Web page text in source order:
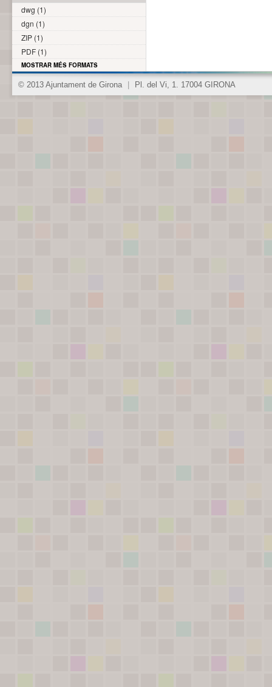
dwg (1)
dgn (1)
ZIP (1)
PDF (1)
MOSTRAR MÉS FORMATS
© 2013 Ajuntament de Girona Pl. del Vi, 1. 17004 GIRONA